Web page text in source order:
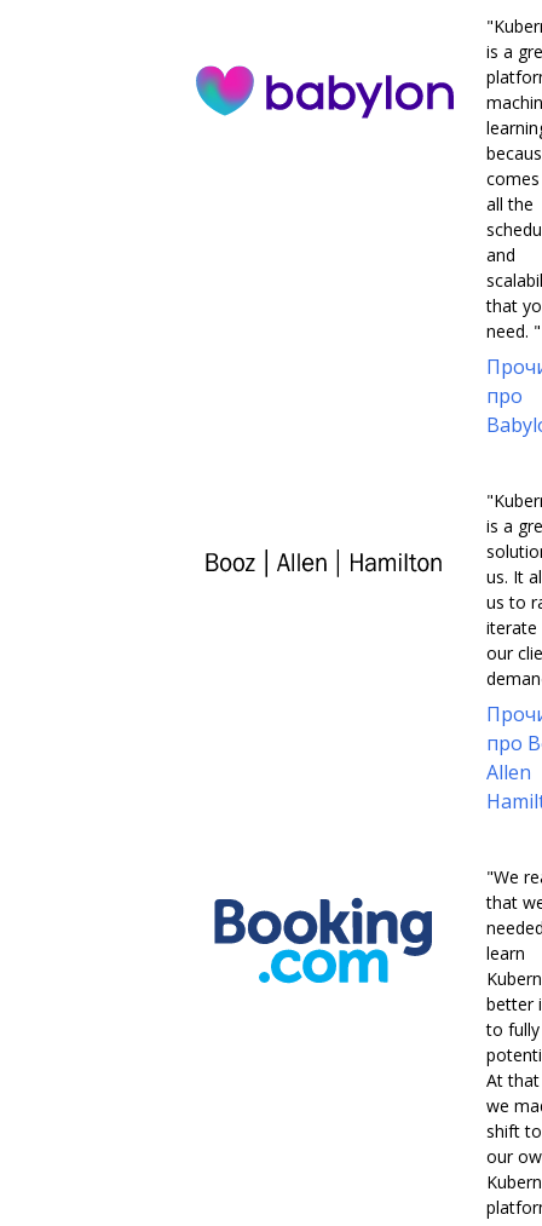
is a
all the
and
that
need. "
про
is a
us. It
us to
iterate
our
про
Allen
"We
that
learn
better
to
At
we
shift
our